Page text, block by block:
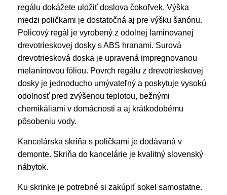
regálu dokážete uložiť doslova čokoľvek. Výška
medzi poličkami je dostatočná aj pre výšku šanónu.
Policový regál je vyrobený z odolnej laminovanej
drevotrieskovej dosky s ABS hranami. Surová
drevotriesková doska je upravená impregnovanou
melanínovou fóliou. Povrch regálu z drevotrieskovej
dosky je jednoducho umývateľný a poskytuje vysokú
odolnosť pred zvýšenou teplotou, bežnými
chemikáliami v domácnosti a aj krátkodobému
pôsobeniu vody.
Kancelárska skriňa s poličkami je dodávaná v
demonte. Skriňa do kancelárie je kvalitný slovenský
nábytok.
Ku skrinke je potrebné si zakúpiť sokel samostatne.